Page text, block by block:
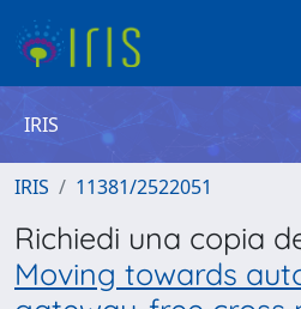
IRIS
IRIS 11381/2522051
Richiedi una copia
Moving towards